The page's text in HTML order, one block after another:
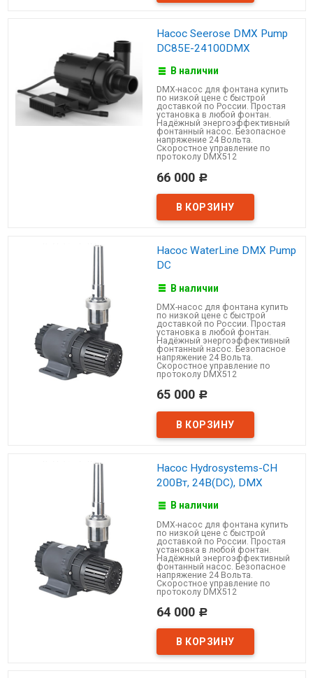
Насос Seerose DMX Pump
DC85E-24100DMX
В наличии
DMX-насос для фонтана купить
по низкой цене с быстрой
доставкой по России. Простая
установка в любой фонтан.
Надёжный энергоэффективный
фонтанный насос. Безопасное
напряжение 24 Вольта.
Скоростное управление по
протоколу DMX512
66 000 Р
Насос WaterLine DMX Pump
DC
В наличии
DMX-насос для фонтана купить
по низкой цене с быстрой
доставкой по России. Простая
установка в любой фонтан.
Надёжный энергоэффективный
фонтанный насос. Безопасное
напряжение 24 Вольта.
Скоростное управление по
протоколу DMX512
65 000 Р
Насос Hydrosystems-CH
200Вт, 24В(DC), DMX
В наличии
DMX-насос для фонтана купить
по низкой цене с быстрой
доставкой по России. Простая
установка в любой фонтан.
Надёжный энергоэффективный
фонтанный насос. Безопасное
напряжение 24 Вольта.
Скоростное управление по
протоколу DMX512
64 000 Р